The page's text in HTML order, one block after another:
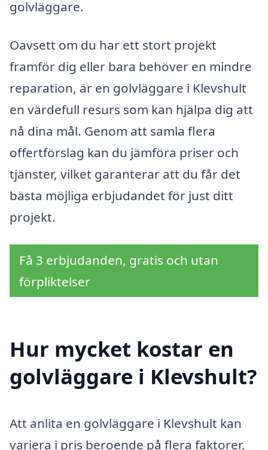
golvläggare.
Oavsett om du har ett stort projekt
framför dig eller bara behöver en mindre
reparation, är en golvläggare i Klevshult
en värdefull resurs som kan hjälpa dig att
nå dina mål. Genom att samla flera
offertförslag kan du jämföra priser och
tjänster, vilket garanterar att du får det
bästa möjliga erbjudandet för just ditt
projekt.
Få 3 erbjudanden, gratis och utan
förpliktelser
Hur mycket kostar en
golvläggare i Klevshult?
Att anlita en golvläggare i Klevshult kan
variera i pris beroende på flera faktorer,